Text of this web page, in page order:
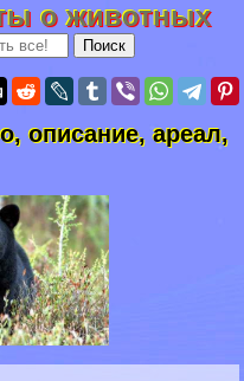
о животных
описание, ареал,